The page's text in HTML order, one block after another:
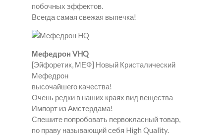
побочных эффектов.
Всегда самая свежая выпечка!
Мефедрон VHQ
[Эйфоретик, МЕФ] Новый Кристалический
Мефедрон
высочайшего качества!
Очень редки в наших краях вид вещества
Импорт из Амстердама!
Спешите попробовать первокласный товар,
по праву называющий себя High Quality.